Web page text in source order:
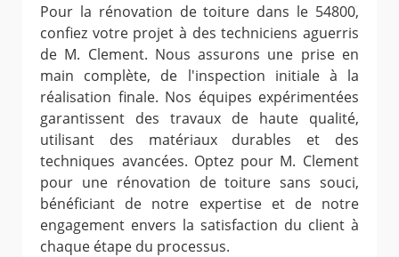
Pour la rénovation de toiture dans le 54800,
confiez votre projet à des techniciens aguerris
de M. Clement. Nous assurons une prise en
main complète, de l'inspection initiale à la
réalisation finale. Nos équipes expérimentées
garantissent des travaux de haute qualité,
utilisant des matériaux durables et des
techniques avancées. Optez pour M. Clement
pour une rénovation de toiture sans souci,
bénéficiant de notre expertise et de notre
engagement envers la satisfaction du client à
chaque étape du processus.